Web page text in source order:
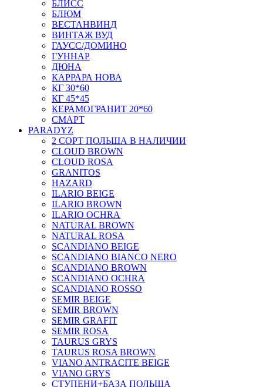
БЛИСС
БЛЮМ
ВЕСТАНВИНД
ВИНТАЖ ВУД
ГАУСС/ДОМИНО
ГУННАР
ДЮНА
КАРРАРА НОВА
КГ 30*60
КГ 45*45
КЕРАМОГРАНИТ 20*60
СМАРТ
PARADYZ
2 СОРТ ПОЛЬША В НАЛИЧИИ
CLOUD BROWN
CLOUD ROSA
GRANITOS
HAZARD
ILARIO BEIGE
ILARIO BROWN
ILARIO OCHRA
NATURAL BROWN
NATURAL ROSA
SCANDIANO BEIGE
SCANDIANO BIANCO NERO
SCANDIANO BROWN
SCANDIANO OCHRA
SCANDIANO ROSSO
SEMIR BEIGE
SEMIR BROWN
SEMIR GRAFIT
SEMIR ROSA
TAURUS GRYS
TAURUS ROSA BROWN
VIANO ANTRACITE BEIGE
VIANO GRYS
СТУПЕНИ+БАЗА ПОЛЬША